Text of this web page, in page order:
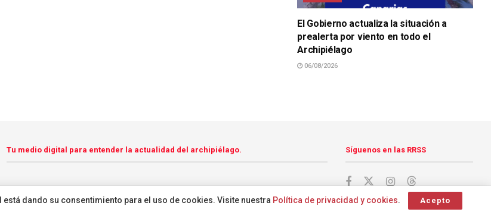
El Gobierno actualiza la situación a
prealerta por viento en todo el
Archipiélago
06/08/2026
Tu medio digital para entender la actualidad del archipiélago. Síguenos en las RRSS
dando su consentimiento para el uso de cookies. Visite nuestra Política de privacidad y cookies. Acepto